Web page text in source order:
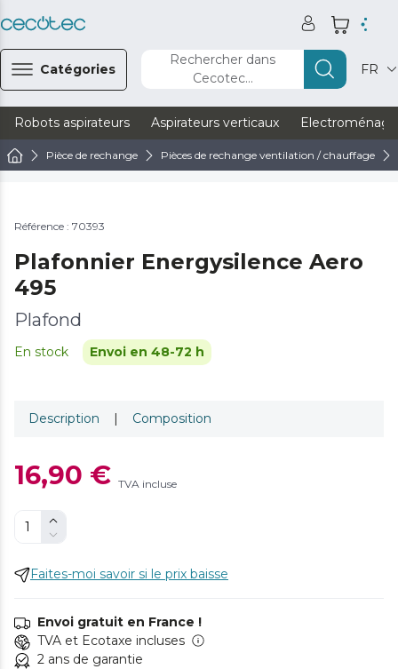
Catégories
Rechercher dans
Cecotec...
FR
Robots aspirateurs Aspirateurs verticaux
Pièce de rechange Pièces de rechange ventilation / chauffage
Référence : 70393
Plafonnier Energysilence Aero
495
Plafond
En stock Envoi en 48-72 h
Description | Composition
16,90 € TVA incluse
Faites-moi savoir si le prix baisse
Envoi gratuit en France !
TVA et Ecotaxe incluses
2 ans de garantie